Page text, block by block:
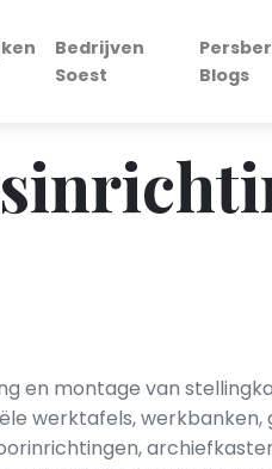
Bedrijven
Soest
Blogs
en montage van
werktafels,